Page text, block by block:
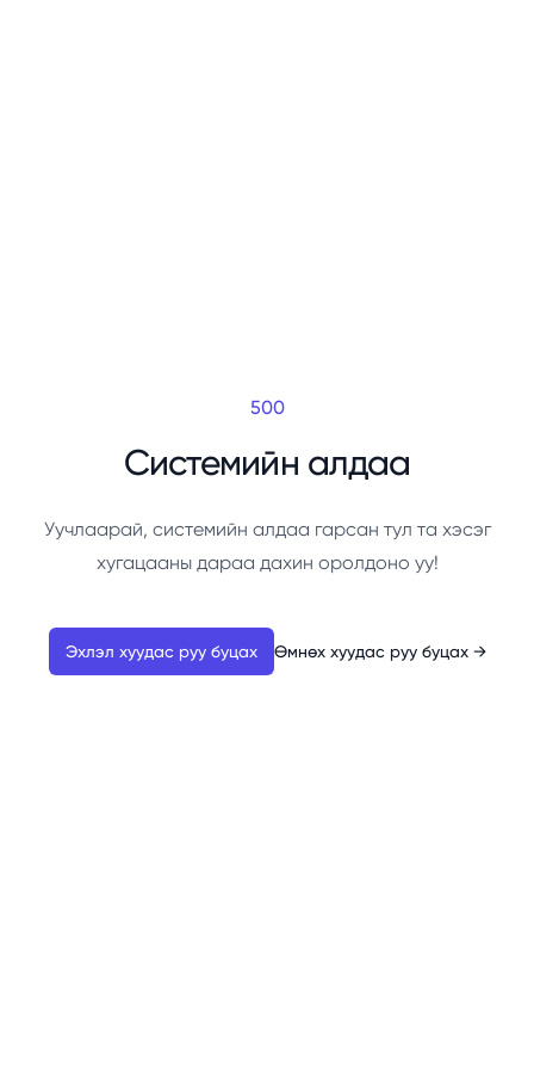
500
Системийн алдаа
Уучлаарай, системийн алдаа гарсан тул та хэсэг
хугацааны дараа дахин оролдоно уу!
Эхлэл хуудас руу буцах Өмнөх хуудас руу буцах →